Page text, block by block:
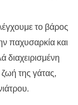
το βάρος
παχυσαρκία και
διαχειρισμένη
ζωή της γάτας,